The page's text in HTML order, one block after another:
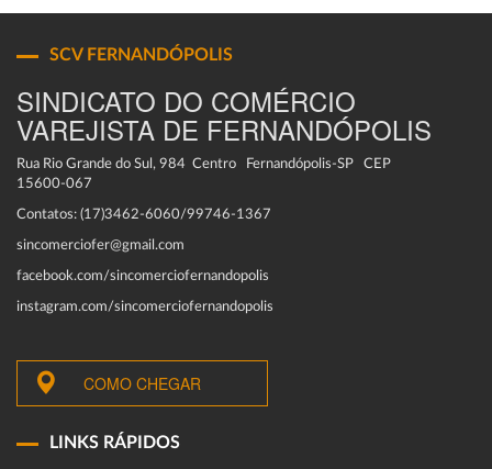
SCV FERNANDÓPOLIS
SINDICATO DO COMÉRCIO
VAREJISTA DE FERNANDÓPOLIS
Rua Rio Grande do Sul, 984 Centro Fernandópolis-SP CEP
15600-067
Contatos: (17)3462-6060/99746-1367
sincomerciofer@gmail.com
facebook.com/sincomerciofernandopolis
instagram.com/sincomerciofernandopolis
COMO CHEGAR
LINKS RÁPIDOS